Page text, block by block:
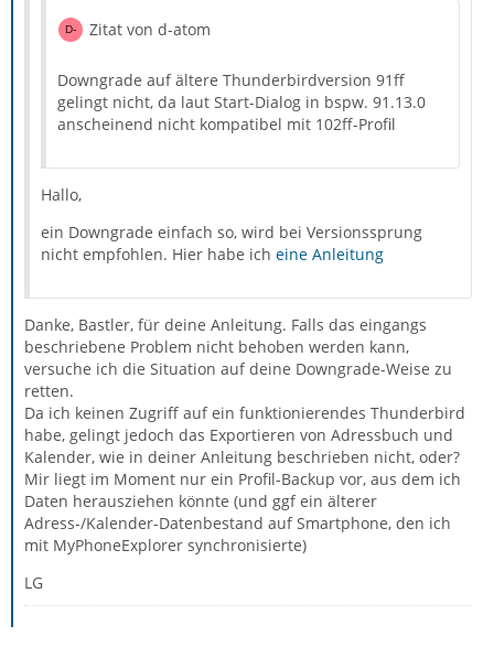
Zitat von d-atom
Downgrade auf ältere Thunderbirdversion 91ff
gelingt nicht, da laut Start-Dialog in bspw. 91.13.0
anscheinend nicht kompatibel mit 102ff-Profil
Hallo,
ein Downgrade einfach so, wird bei Versionssprung
nicht empfohlen. Hier habe ich eine Anleitung
Danke, Bastler, für deine Anleitung. Falls das eingangs
beschriebene Problem nicht behoben werden kann,
versuche ich die Situation auf deine Downgrade-Weise zu
retten.
Da ich keinen Zugriff auf ein funktionierendes Thunderbird
habe, gelingt jedoch das Exportieren von Adressbuch und
Kalender, wie in deiner Anleitung beschrieben nicht, oder?
Mir liegt im Moment nur ein Profil-Backup vor, aus dem ich
Daten herausziehen könnte (und ggf ein älterer
Adress-/Kalender-Datenbestand auf Smartphone, den ich
mit MyPhoneExplorer synchronisierte)
LG